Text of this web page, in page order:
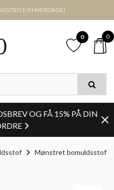
(1-3 HVERDAGE)
0 0
OG FÅ 15% PÅ DIN
Mønstret bomuldsstof